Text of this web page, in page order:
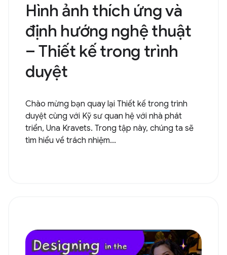
Hình ảnh thích ứng và
định hướng nghệ thuật
– Thiết kế trong trình
duyệt
Chào mừng bạn quay lại Thiết kế trong trình
duyệt cùng với Kỹ sư quan hệ với nhà phát
triển, Una Kravets. Trong tập này, chúng ta sẽ
tìm hiểu về trách nhiệm...